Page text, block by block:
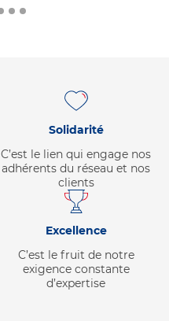
Solidarité
C’est le lien qui engage nos
adhérents du réseau et nos
clients
Excellence
C’est le fruit de notre
exigence constante
d’expertise